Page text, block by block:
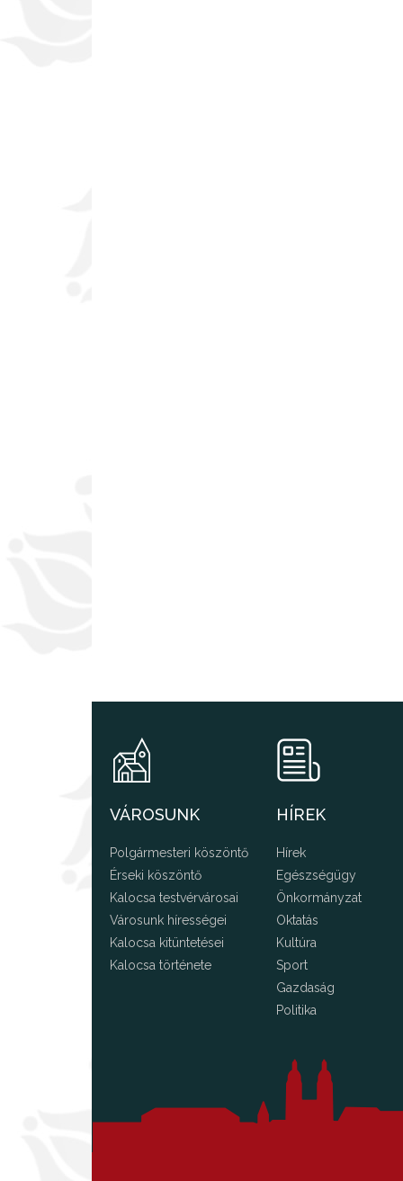
VÁROSUNK
Polgármesteri köszöntő
Érseki köszöntő
Kalocsa testvérvárosai
Városunk hírességei
Kalocsa kitüntetései
Kalocsa története
HÍREK
Hírek
Egészségügy
Önkormányzat
Oktatás
Kultúra
Sport
Gazdaság
Politika